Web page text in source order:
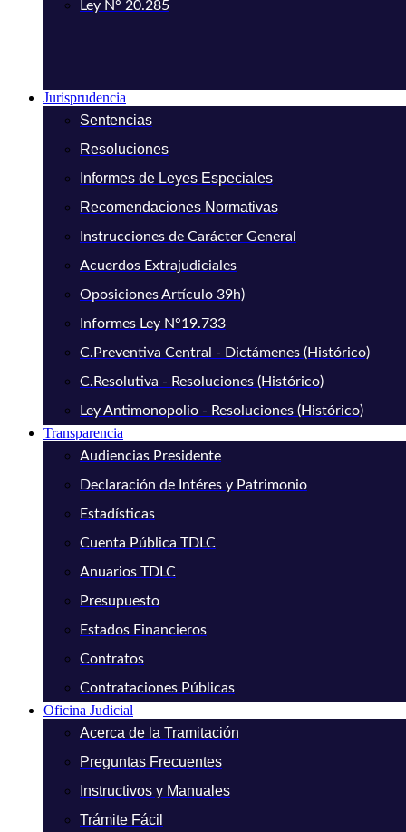
Ley N° 20.285
Jurisprudencia
Sentencias
Resoluciones
Informes de Leyes Especiales
Recomendaciones Normativas
Instrucciones de Carácter General
Acuerdos Extrajudiciales
Oposiciones Artículo 39h)
Informes Ley N°19.733
C.Preventiva Central - Dictámenes (Histórico)
C.Resolutiva - Resoluciones (Histórico)
Ley Antimonopolio - Resoluciones (Histórico)
Transparencia
Audiencias Presidente
Declaración de Intéres y Patrimonio
Estadísticas
Cuenta Pública TDLC
Anuarios TDLC
Presupuesto
Estados Financieros
Contratos
Contrataciones Públicas
Oficina Judicial
Acerca de la Tramitación
Preguntas Frecuentes
Instructivos y Manuales
Trámite Fácil